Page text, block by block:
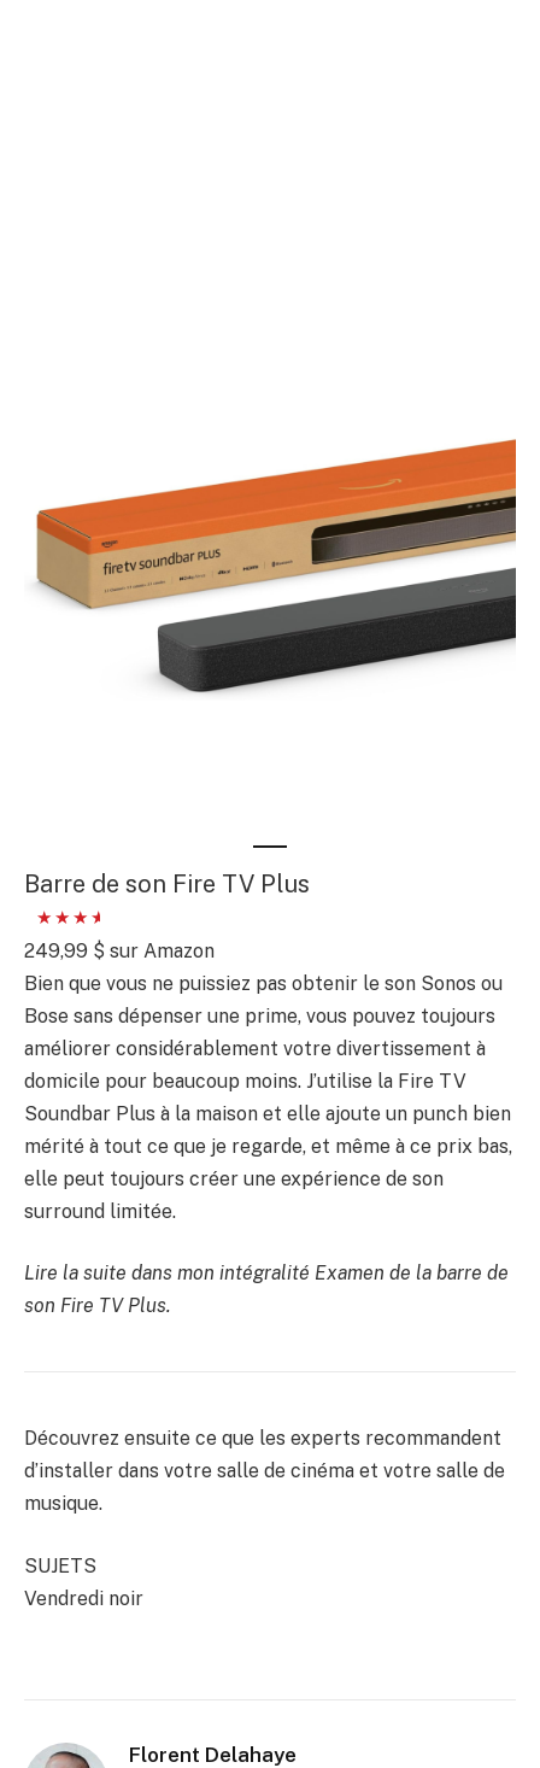
Barre de son Fire TV Plus
249,99 $ sur Amazon
Bien que vous ne puissiez pas obtenir le son Sonos ou
Bose sans dépenser une prime, vous pouvez toujours
améliorer considérablement votre divertissement à
domicile pour beaucoup moins. J’utilise la Fire TV
Soundbar Plus à la maison et elle ajoute un punch bien
mérité à tout ce que je regarde, et même à ce prix bas,
elle peut toujours créer une expérience de son
surround limitée.
Lire la suite dans mon intégralité Examen de la barre de
son Fire TV Plus.
Découvrez ensuite ce que les experts recommandent
d’installer dans votre salle de cinéma et votre salle de
musique.
SUJETS
Vendredi noir
Florent Delahaye